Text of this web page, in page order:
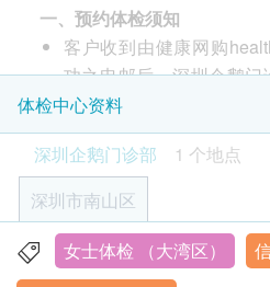
上腹腔超声波:肾
输尿管超声波
子宫及双附件超声波
癌症指标 重点项目
甲种胎蛋白 (肝癌)
癌胚抗原 (肠癌)
癌抗原50
妇科检查 重点项目
身体检查前准备事项
在您身体检查前，以下讯息
些检查需要您在检查前做相
节食至少8小时。避免在
(可以喝少量白开水）。
请在抽血检查后服用您常
尿液和粪便检查建议在例
若要进行上腹部超声波
检查进行时，由于会使用
比如少许湿冷的感觉。
一、预约体检须知
客户收到由健康网购
功之电邮后，深圳企鹅
天的办公时间内，致电客
地点。客户亦可至少提
深圳企鹅门诊部进行预
19076182486）。
客户至现场后，深圳企鹅
户的姓名、出生年月
health.ESDlife订购成功之
体检中心资料
深圳企鹅门诊部
1 个地点
深圳市南山区
深圳市南山區軟件產業基地海天
室
女士体检 （大湾区）